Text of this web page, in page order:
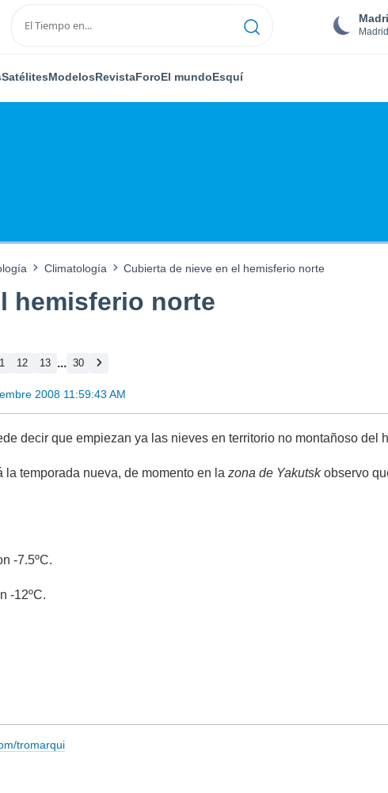
Madrid
SatélitesModelosRevistaForoEl mundoEsquí
Climatología Cubierta de nieve en el hemisferio norte
hemisferio norte
12 13 ... 30
2008 11:59:43 AM
decir que empiezan ya las nieves en territorio no montañoso del
la temporada nueva, de momento en lazona de Yakutskobservo
-7.5ºC.
-12ºC.
tromarqui